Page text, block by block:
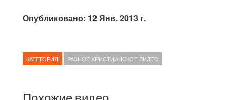
Опубликовано: 12 Янв. 2013 г.
КАТЕГОРИЯ РАЗНОЕ ХРИСТИАНСКОЕ ВИДЕО